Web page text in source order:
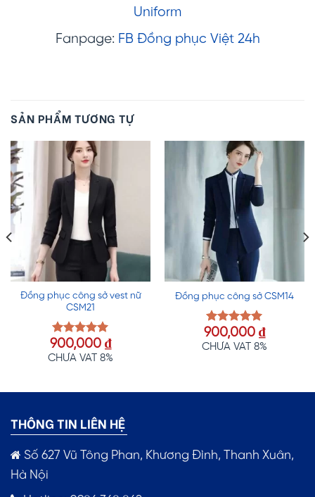
Uniform
Fanpage: FB Đồng phục Việt 24h
SẢN PHẨM TƯƠNG TỰ
Đồng phục công sở vest nữ
CSM21
Được xếp
hạng5.00
900,000 ₫
CHƯA VAT 8%
Đồng phục công sở CSM14
Được xếp
hạng5.00
900,000 ₫
CHƯA VAT 8%
THÔNG TIN LIÊN HỆ
Số 627 Vũ Tông Phan, Khương Đình, Thanh Xuân,
Hà Nội